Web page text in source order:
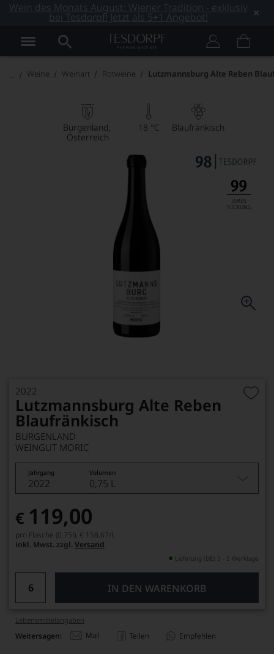
Wein des Monats August: Wiener Tradition - exklusiv
bei Tesdorpf! Jetzt als 5+1 Angebot!
Weine Weinart Rotweine Lutzmannsburg Alte Reben
Burgenland
Österreich
18 °C Blaufränkisch
2022
Lutzmannsburg Alte Reben
Blaufränkisch
BURGENLAND
WEINGUT MORIC
Jahrgang Volumen
2022 0,75 L
€ 119,00
pro Flasche (0.75l), € 158,67/L
inkl. Mwst. zzgl. Versand
Lieferung (DE) 3 - 5 Werktage
IN DEN WARENKORB
Lebensmittel­angaben
Weitersagen: Mail Teilen Empfehlen